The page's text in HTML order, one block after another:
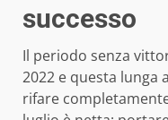
successo
Il periodo senza
2022 e questa lunga
rifare